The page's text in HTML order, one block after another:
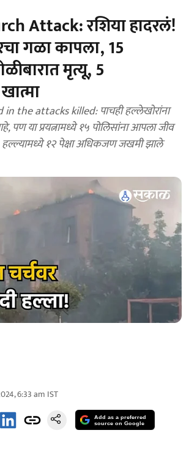
Attack: रशिया हादरलं!
गळा कापला, 15
मृत्यू, 5
the attacks killed: पाचही हल्लेखोरांना
या प्रयत्नामध्ये १५ पोलिसांना आपला जीव
१२ पेक्षा अधिकजण जखमी झाले
6:33 am IST
Add as a preferred
source on Google